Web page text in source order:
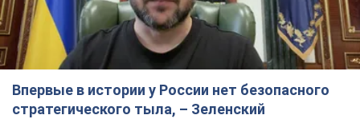
Впервые в истории у России нет безопасного
стратегического тыла, – Зеленский